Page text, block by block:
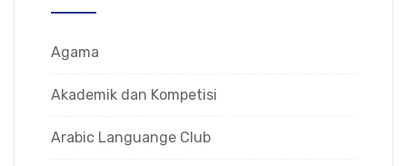
Agama
Akademik dan Kompetisi
Arabic Languange Club